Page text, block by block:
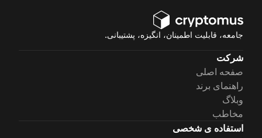
جامعه، قابلیت اطمینان، انگیزه، پشتیبانی.
شرکت
صفحه اصلی
راهنمای برند
وبلاگ
مخاطب
استفاده ی شخصی